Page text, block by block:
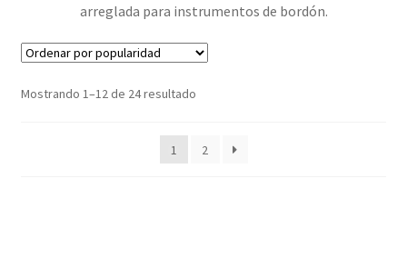
arreglada para instrumentos de bordón.
Mostrando 1–12 de 24 resultadoOrdenado
1
2